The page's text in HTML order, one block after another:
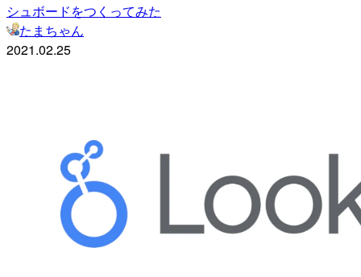
シュボードをつくってみた
たまちゃん
2021.02.25